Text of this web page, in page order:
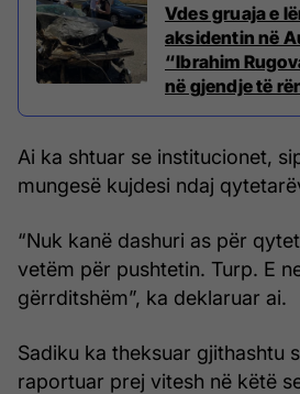
Vdes gruaja e
aksidentin në
“Ibrahim
në gjendje të
Ai ka shtuar se institucionet,
mungesë kujdesi ndaj
“Nuk kanë dashuri as për
vetëm për pushtetin. Turp. E
gërrditshëm”, ka deklaruar ai.
Sadiku ka theksuar gjithashtu
raportuar prej vitesh në këtë